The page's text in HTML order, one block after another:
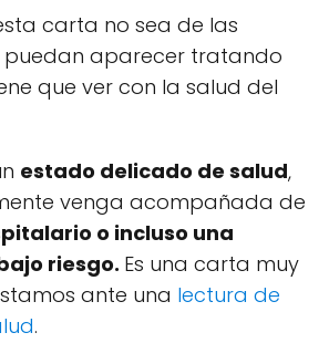
carta no sea de las
puedan aparecer tratando
que ver con la salud del
estado delicado de salud,
venga acompañada de
o incluso una
riesgo. Es una carta muy
ante una lectura de
.